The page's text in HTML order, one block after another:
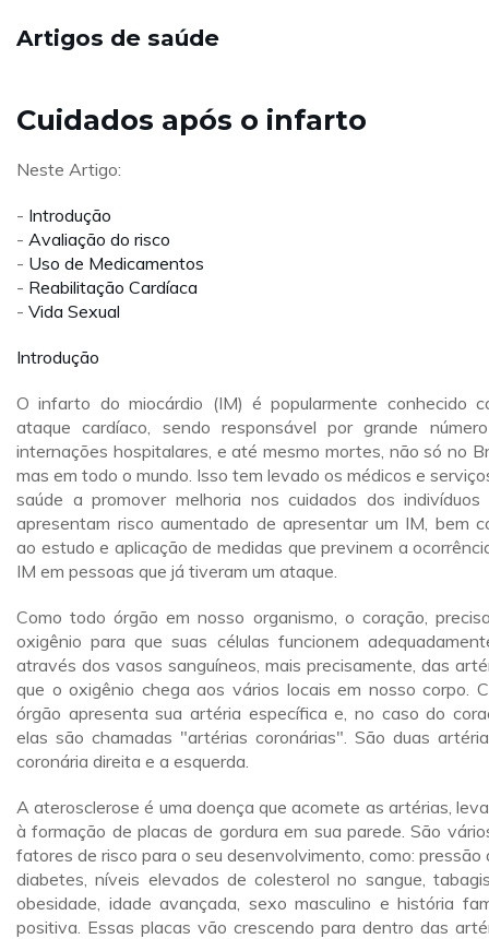
Artigos de saúde
Cuidados após o infarto
Neste Artigo:
- Introdução
- Avaliação do risco
- Uso de Medicamentos
- Reabilitação Cardíaca
- Vida Sexual
Introdução
O infarto do miocárdio (IM) é popularmente conhecido
ataque cardíaco, sendo responsável por grande
internações hospitalares, e até mesmo mortes, não só no
mas em todo o mundo. Isso tem levado os médicos e
saúde a promover melhoria nos cuidados dos indivíduos
apresentam risco aumentado de apresentar um IM, bem
ao estudo e aplicação de medidas que previnem a
IM em pessoas que já tiveram um ataque.
Como todo órgão em nosso organismo, o coração,
oxigênio para que suas células funcionem
através dos vasos sanguíneos, mais precisamente, das
que o oxigênio chega aos vários locais em nosso corpo.
órgão apresenta sua artéria específica e, no caso do
elas são chamadas "artérias coronárias". São duas
coronária direita e a esquerda.
A aterosclerose é uma doença que acomete as artérias,
à formação de placas de gordura em sua parede. São
fatores de risco para o seu desenvolvimento, como: pressão
diabetes, níveis elevados de colesterol no sangue,
obesidade, idade avançada, sexo masculino e história
positiva. Essas placas vão crescendo para dentro das